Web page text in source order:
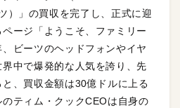
）」の買収を完了し、正式に迎
ージ「ようこそ、ファミリー
ビーツのヘッドフォンやイヤ
中で爆発的な人気を誇り、先
、買収金額は30億ドルに上る
ティム・クックCEOは自身の